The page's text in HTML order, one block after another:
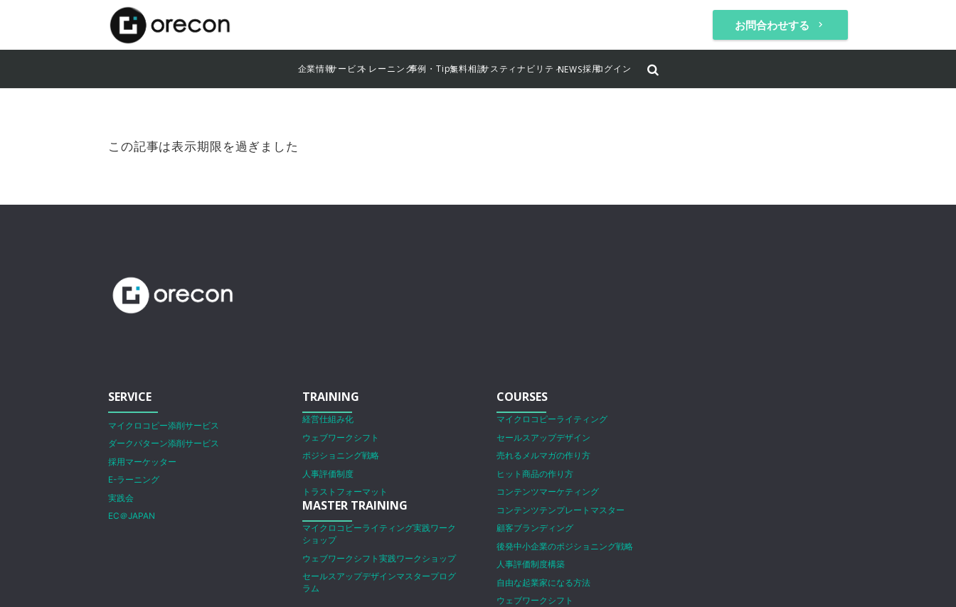
お問合わせする keyboard_arrow_right
企業情報サービストレーニング事例・Tips無料相談サスティナビリティNEWS採用ログイン
この記事は表示期限を過ぎました
SERVICE
マイクロコピー添削サービス
ダークパターン添削サービス
採用マーケッター
E-ラーニング
実践会
EC＠JAPAN
TRAINING
経営仕組み化
ウェブワークシフト
ポジショニング戦略
人事評価制度
トラストフォーマット
MASTER TRAINING
マイクロコピーライティング実践ワーク
ショップ
ウェブワークシフト実践ワークショップ
セールスアップデザインマスタープログ
ラム
COURSES
マイクロコピーライティング
セールスアップデザイン
売れるメルマガの作り方
ヒット商品の作り方
コンテンツマーケティング
コンテンツテンプレートマスター
顧客ブランディング
後発中小企業のポジショニング戦略
人事評価制度構築
自由な起業家になる方法
ウェブワークシフト